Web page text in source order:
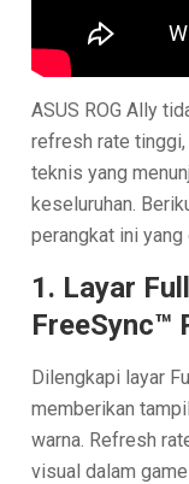
ASUS ROG Ally
refresh rate
teknis yang
keseluruhan.
perangkat ini yang
1. Layar
FreeSync™
Dilengkapi layar
memberikan
warna. Refresh
visual dalam